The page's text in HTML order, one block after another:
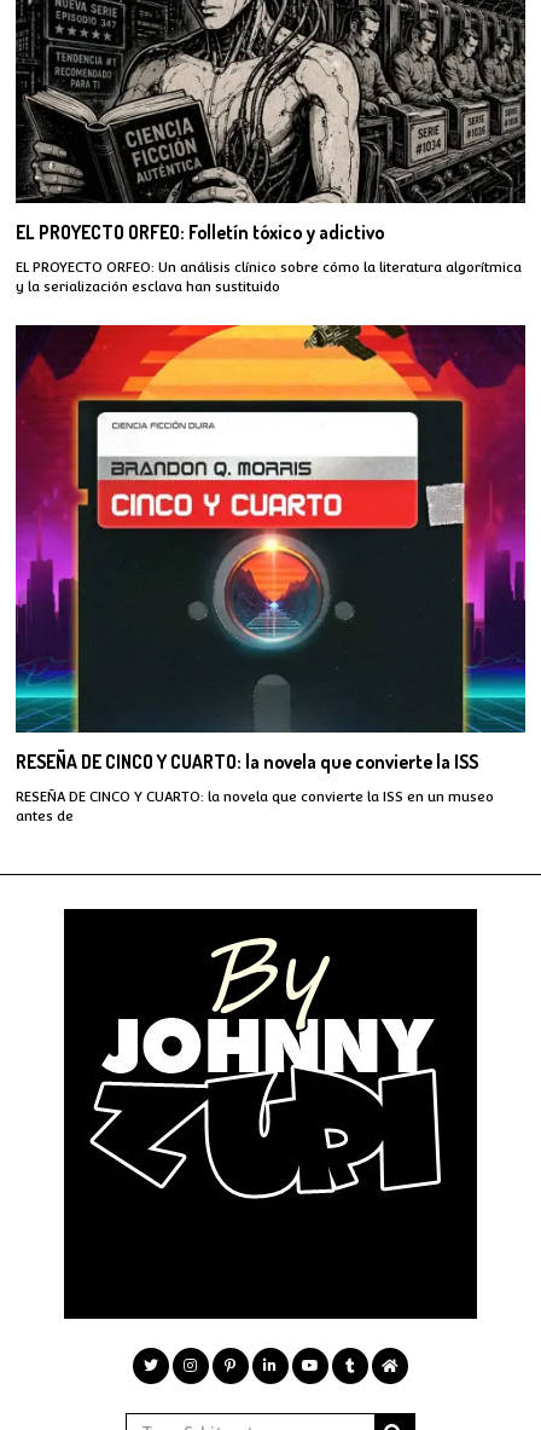
EL PROYECTO ORFEO: Folletín tóxico y adictivo
EL PROYECTO ORFEO: Un análisis clínico sobre cómo la literatura algorítmica
y la serialización esclava han sustituido
RESEÑA DE CINCO Y CUARTO: la novela que convierte la ISS
RESEÑA DE CINCO Y CUARTO: la novela que convierte la ISS en un museo
antes de